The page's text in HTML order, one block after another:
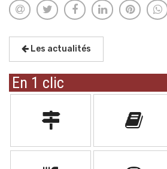
Les actualités
En 1 clic